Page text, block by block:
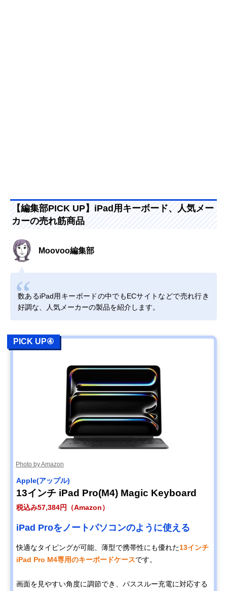
【編集部PICK UP】iPad用キーボード、人気メー
カーの売れ筋商品
Moovoo編集部
数あるiPad用キーボードの中でもECサイトなどで売れ行き
好調な、人気メーカーの製品を紹介します。
PICK UP④
Photo by Amazon
Apple(アップル)
13インチ iPad Pro(M4) Magic Keyboard
税込み57,384円（Amazon）
iPad Proをノートパソコンのように使える
快適なタイピングが可能、薄型で携帯性にも優れた13インチ
iPad Pro M4専用のキーボードケースです。
画面を見やすい角度に調節でき、パススルー充電に対応する